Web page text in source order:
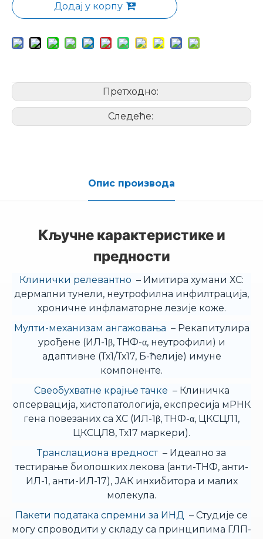
Додај у корпу
Претходно:
Следеће:
Опис производа
Кључне карактеристике и
предности
Клинички релевантно – Имитира хумани ХС:
дермални тунели, неутрофилна инфилтрација,
хроничне инфламаторне лезије коже.
Мулти-механизам ангажовања – Рекапитулира
урођене (ИЛ-1β, ТНФ-α, неутрофили) и
адаптивне (Тх1/Тх17, Б-ћелије) имуне
компоненте.
Свеобухватне крајње тачке – Клиничка
опсервација, хистопатологија, експресија мРНК
гена повезаних са ХС (ИЛ-1β, ТНФ-α, ЦКСЦЛ1,
ЦКСЦЛ8, Тх17 маркери).
Транслациона вредност – Идеално за
тестирање биолошких лекова (анти-ТНФ, анти-
ИЛ-1, анти-ИЛ-17), ЈАК инхибитора и малих
молекула.
Пакети података спремни за ИНД – Студије се
могу спроводити у складу са принципима ГЛП-